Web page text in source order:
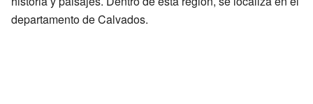
departamento de Calvados.